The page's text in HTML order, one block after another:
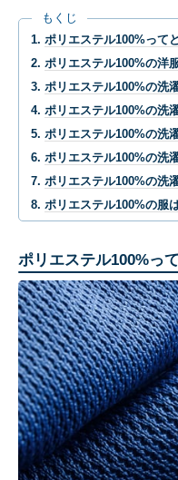
もくじ
ポリエステル100%って
ポリエステル100%の洋
ポリエステル100%の洗
ポリエステル100%の洗
ポリエステル100%の洗
ポリエステル100%の洗
ポリエステル100%の洗
ポリエステル100%の服
ポリエステル100%っ